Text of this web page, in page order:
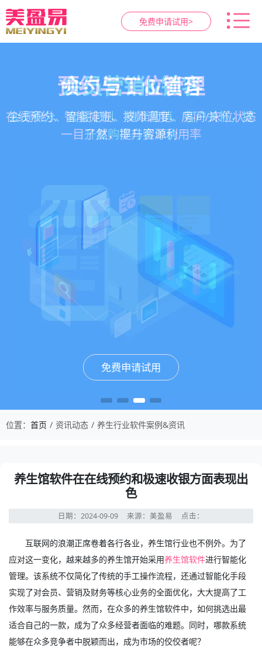
免费申请试用>
智慧养生馆管理系统
一站式解决养生馆预约、服务、会员、财务、营
销全流程数字化管理
免费申请试用
会员营销&锁客
会员积分、套餐定制、精准营销、客户关怀，提
升复购率与客单价
免费申请试用
预约与工位管理
在线预约、智能排班、技师调度、房间/床位状态
一目了然，提升资源利用率
免费申请试用
健康档案与效果追踪
客户体质记录、服务方案执行、效果对比，数据
化展示服务价值
免费申请试用
位置： 首页 资讯动态 养生行业软件案例&资讯
养生馆软件在在线预约和极速收银方面表现出
色
日期：2024-09-09 来源：美盈易 点击：
互联网的浪潮正席卷着各行各业，养生馆行业也不例外。为了
应对这一变化，越来越多的养生馆开始采用养生馆软件进行智能化
管理。该系统不仅简化了传统的手工操作流程，还通过智能化手段
实现了对会员、营销及财务等核心业务的全面优化，大大提高了工
作效率与服务质量。然而，在众多的养生馆软件中，如何挑选出最
适合自己的一款，成为了众多经营者面临的难题。同时，哪款系统
能够在众多竞争者中脱颖而出，成为市场的佼佼者呢？